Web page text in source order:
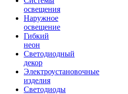
освещения
Наружное
освещение
Гибкий
неон
Светодиодный
декор
Электроустановочные
изделия
Светодиоды